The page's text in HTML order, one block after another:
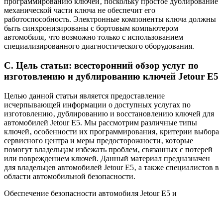
механической части ключа не обеспечит его
работоспособность. Электронные компоненты ключа должны
быть синхронизированы с бортовым компьютером
автомобиля‚ что возможно только с использованием
специализированного диагностического оборудования.
C. Цель статьи: всесторонний обзор услуг по
изготовлению и дублированию ключей Jetour E5
Целью данной статьи является предоставление
исчерпывающей информации о доступных услугах по
изготовлению‚ дублированию и восстановлению ключей для
автомобилей Jetour E5. Мы рассмотрим различные типы
ключей‚ особенности их программирования‚ критерии выбора
сервисного центра и меры предосторожности‚ которые
помогут владельцам избежать проблем‚ связанных с потерей
или повреждением ключей. Данный материал предназначен
для владельцев автомобилей Jetour E5‚ а также специалистов в
области автомобильной безопасности.
Обеспечение безопасности автомобиля Jetour E5 и